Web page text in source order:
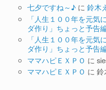
七夕ですね～♪に 鈴木
「人生１００年を元気
ダ作り」ちょっと予告
「人生１００年を元気
ダ作り」ちょっと予告
ママハピＥＸＰＯ に
ママハピＥＸＰＯ に 鈴